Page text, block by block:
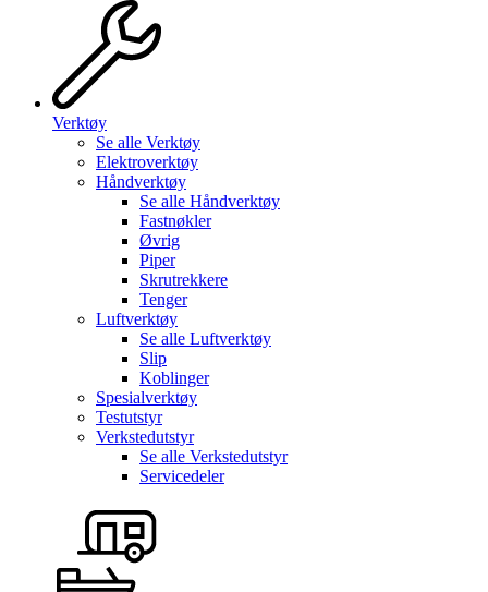
Verktøy
Se alle Verktøy
Elektroverktøy
Håndverktøy
Se alle Håndverktøy
Fastnøkler
Øvrig
Piper
Skrutrekkere
Tenger
Luftverktøy
Se alle Luftverktøy
Slip
Koblinger
Spesialverktøy
Testutstyr
Verkstedutstyr
Se alle Verkstedutstyr
Servicedeler